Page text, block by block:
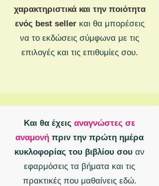
χαρακτηριστικά και την ποιότητα
ενός best sellerκαι θα μπορέσεις
να το εκδώσεις σύμφωνα με τις
επιλογές και τις επιθυμίες σου.
Και θα έχεις αναγνώστες σε
αναμονή πριν την πρώτη ημέρα
κυκλοφορίας του βιβλίου σου αν
εφαρμόσεις τα βήματα και τις
πρακτικές που μαθαίνεις εδώ.